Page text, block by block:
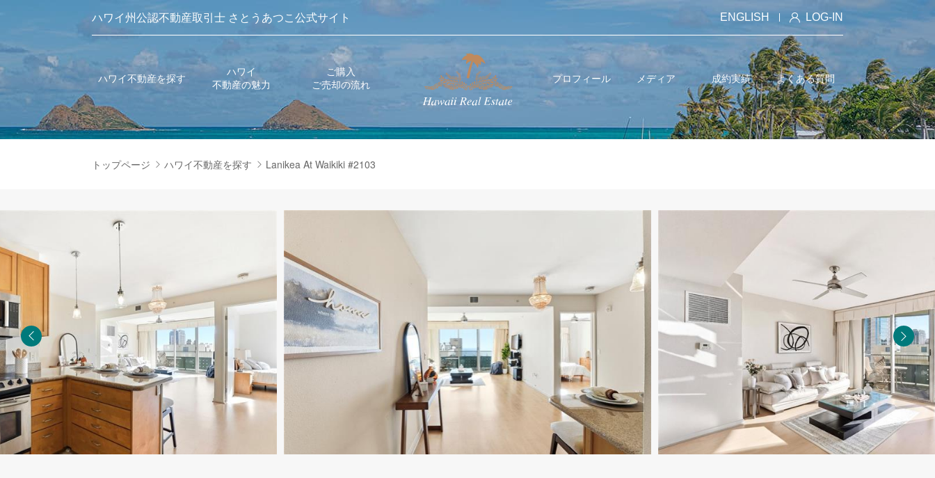
ハワイ州公認不動産取引士 さとうあつこ公式サイト ENGLISH LOG-IN
ハワイ不動産を探す
ハワイ
不動産の魅力
ご購入
ご売却の流れ
プロフィール メディア 成約実績 よくある質問
トップページ ハワイ不動産を探す Lanikea At Waikiki #2103